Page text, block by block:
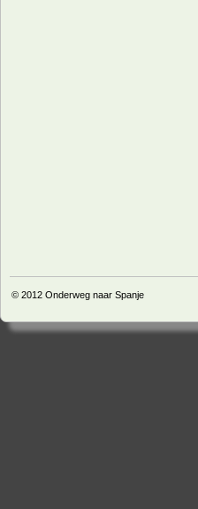
© 2012 Onderweg naar Spanje